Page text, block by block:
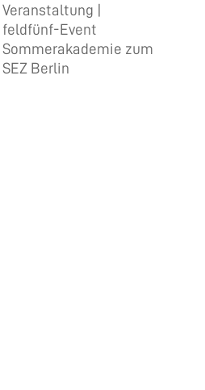
Veranstaltung |
feldfünf-Event
Sommerakademie zum
SEZ Berlin